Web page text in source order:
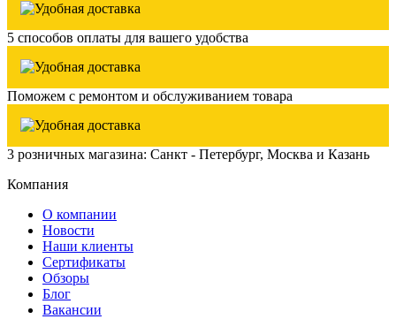
5 способов оплаты для вашего удобства
Поможем с ремонтом и обслуживанием товара
3 розничных магазина: Санкт - Петербург, Москва и Казань
Компания
О компании
Новости
Наши клиенты
Сертификаты
Обзоры
Блог
Вакансии